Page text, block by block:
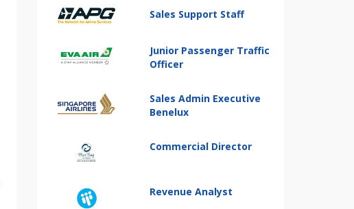
Sales Support Staff
Junior Passenger Traffic
Officer
Sales Admin Executive
Benelux
Commercial Director
Revenue Analyst